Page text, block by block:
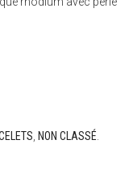
NON CLASSÉ